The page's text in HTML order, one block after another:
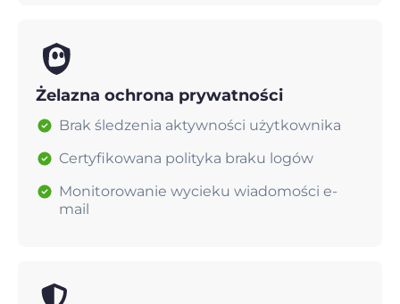
Żelazna ochrona prywatności
Brak śledzenia aktywności użytkownika
Certyfikowana polityka braku logów
Monitorowanie wycieku wiadomości e-
mail